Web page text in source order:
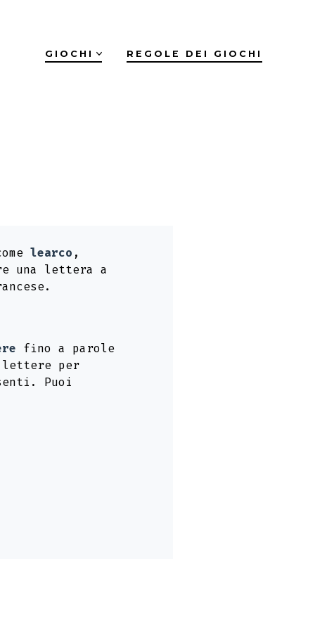
GIOCHI REGOLE DEI GIOCHI
learco ,
una lettera a
fino a parole
lettere per
Puoi